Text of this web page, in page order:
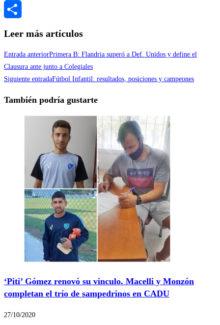
Messenger
Leer más artículos
Entrada anteriorPrimera B: Flandria superó a Def. Unidos y define el
Clausura ante junto a Colegiales
Siguiente entradaFútbol Infantil: resultados, posiciones y campeones
También podría gustarte
‘Piti’ Gómez renovó su vinculo. Macelli y Monzón
completan el trío de sampedrinos en CADU
27/10/2020